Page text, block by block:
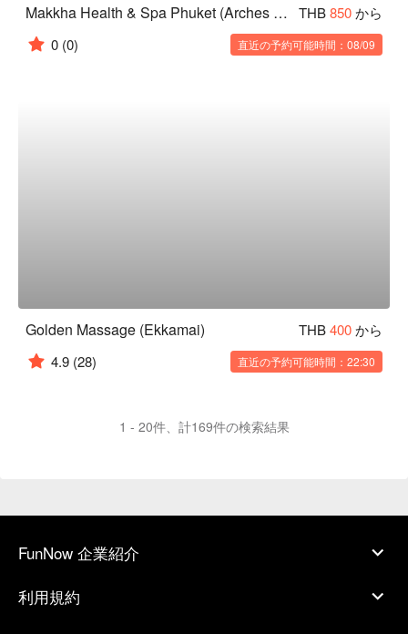
Makkha Health & Spa Phuket (Arches Patong - 3rd Street) THB850から
0 (0) 直近の予約可能時間：08/09
Golden Massage (Ekkamai) THB400から
4.9 (28) 直近の予約可能時間：22:30
1 - 20件、計169件の検索結果
FunNow 企業紹介
利用規約